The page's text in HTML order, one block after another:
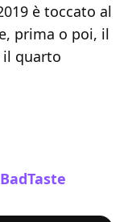
è toccato al
prima o poi, il
quarto